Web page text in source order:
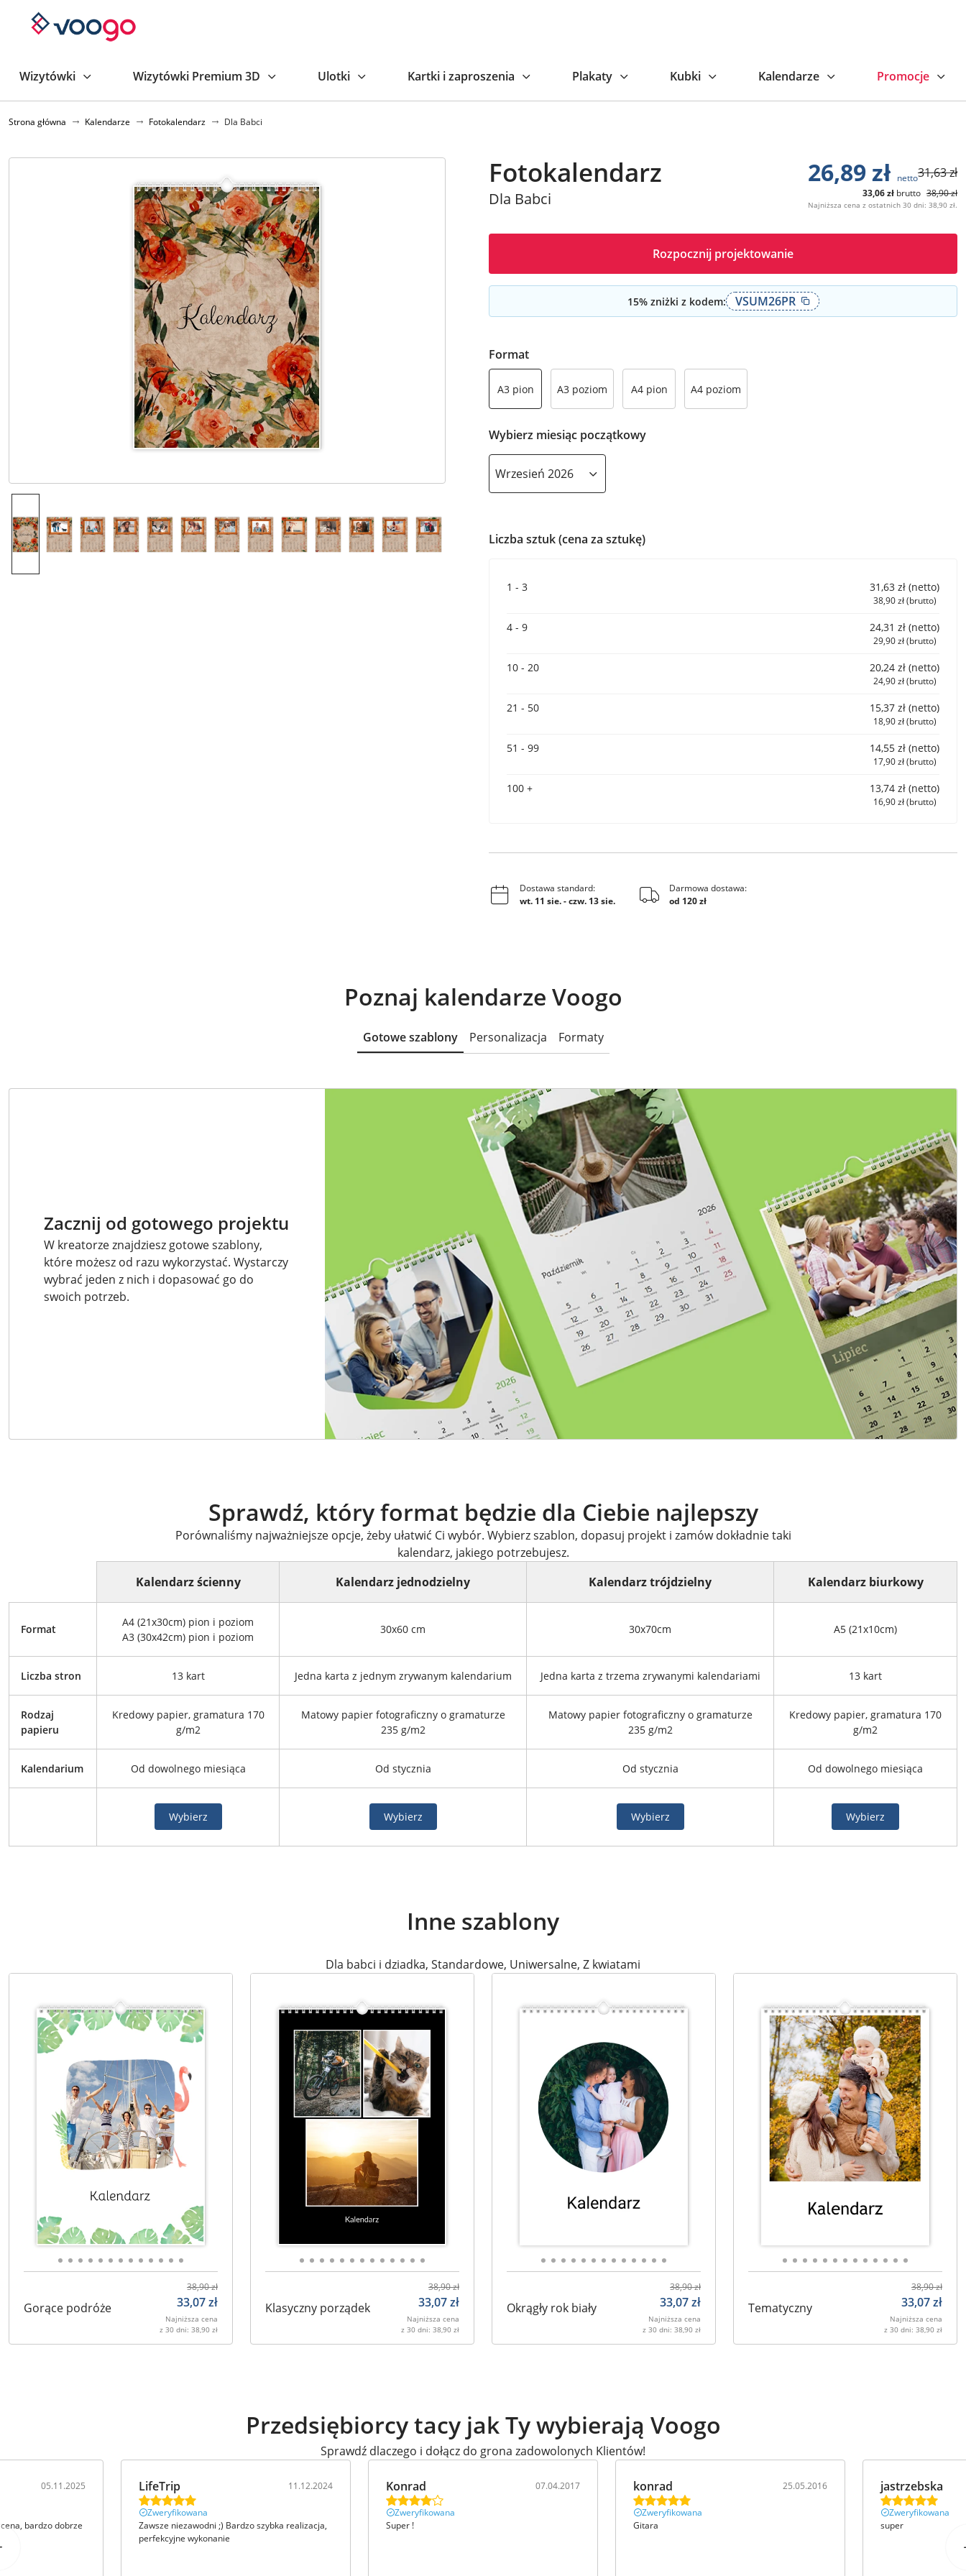
Wizytówki Wizytówki Premium 3D Ulotki Kartki i zaproszenia Plakaty Kubki Kalendarze Promocje
Strona główna Kalendarze Fotokalendarz Dla Babci
Fotokalendarz
Dla Babci
26,89zł netto31,63zł
33,06zł brutto 38,90zł
Najniższa cena z ostatnich 30 dni: 38,90 zł.
Rozpocznij projektowanie
15% zniżki z kodem: VSUM26PR
Format
A3 pion A3 poziom A4 pion A4 poziom
Wybierz miesiąc początkowy
Liczba sztuk (cena za sztukę)
1 - 3 31,63 zł (netto)
38,90 zł (brutto)
4 - 9 24,31 zł (netto)
29,90 zł (brutto)
10 - 20 20,24 zł (netto)
24,90 zł (brutto)
21 - 50 15,37 zł (netto)
18,90 zł (brutto)
51 - 99 14,55 zł (netto)
17,90 zł (brutto)
100 + 13,74 zł (netto)
16,90 zł (brutto)
Dostawa standard:
wt. 11 sie.-czw. 13 sie.
Darmowa dostawa:
od 120 zł
Poznaj kalendarze Voogo
Gotowe szablony Personalizacja Formaty
Zacznij od gotowego projektu
W kreatorze znajdziesz gotowe szablony,
które możesz od razu wykorzystać. Wystarczy
wybrać jeden z nich i dopasować go do
swoich potrzeb.
Sprawdź, który format będzie dla Ciebie najlepszy
Porównaliśmy najważniejsze opcje, żeby ułatwić Ci wybór. Wybierz szablon, dopasuj projekt i zamów dokładnie taki
kalendarz, jakiego potrzebujesz.
Kalendarz ścienny
Kalendarz jednodzielny Kalendarz trójdzielny Kalendarz biurkowy
Format
A4 (21x30cm) pion i poziom
A3 (30x42cm) pion i poziom
30x60 cm 30x70cm A5 (21x10cm)
Liczba stron 13 kart Jedna karta z jednym zrywanym kalendarium Jedna karta z trzema zrywanymi kalendariami 13 kart
Rodzaj
papieru
Kredowy papier, gramatura 170
g/m2
Matowy papier fotograficzny o gramaturze
235 g/m2
Matowy papier fotograficzny o gramaturze
235 g/m2
Kredowy papier, gramatura 170
g/m2
Kalendarium Od dowolnego miesiąca Od stycznia Od stycznia Od dowolnego miesiąca
Wybierz Wybierz Wybierz Wybierz
Inne szablony
Dla babci i dziadka, Standardowe, Uniwersalne, Z kwiatami
Gorące podróże
38,90zł
33,07zł
Najniższa cena
z 30 dni: 38,90 zł
Klasyczny porządek
38,90zł
33,07zł
Najniższa cena
z 30 dni: 38,90 zł
Okrągły rok biały
38,90zł
33,07zł
Najniższa cena
z 30 dni: 38,90 zł
Tematyczny
38,90zł
33,07zł
Najniższa cena
z 30 dni: 38,90 zł
Przedsiębiorcy tacy jak Ty wybierają Voogo
Sprawdź dlaczego i dołącz do grona zadowolonych Klientów!
05.11.2025
bardzo dobrze
LifeTrip 11.12.2024
Zweryfikowana
Zawsze niezawodni ;) Bardzo szybka realizacja,
perfekcyjne wykonanie
Konrad 07.04.2017
Zweryfikowana
Super !
konrad 25.05.2016
Zweryfikowana
Gitara
jastrzebska
Zweryfikowana
super